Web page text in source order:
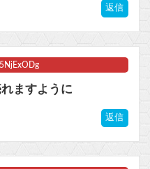
返信
ますように
返信